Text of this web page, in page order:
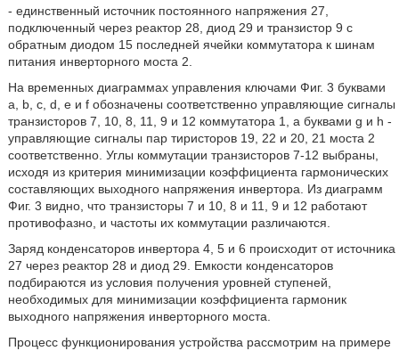
- единственный источник постоянного напряжения 27,
подключенный через реактор 28, диод 29 и транзистор 9 с
обратным диодом 15 последней ячейки коммутатора к шинам
питания инверторного моста 2.
На временных диаграммах управления ключами Фиг. 3 буквами
а, b, с, d, е и f обозначены соответственно управляющие сигналы
транзисторов 7, 10, 8, 11, 9 и 12 коммутатора 1, а буквами g и h -
управляющие сигналы пар тиристоров 19, 22 и 20, 21 моста 2
соответственно. Углы коммутации транзисторов 7-12 выбраны,
исходя из критерия минимизации коэффициента гармонических
составляющих выходного напряжения инвертора. Из диаграмм
Фиг. 3 видно, что транзисторы 7 и 10, 8 и 11, 9 и 12 работают
противофазно, и частоты их коммутации различаются.
Заряд конденсаторов инвертора 4, 5 и 6 происходит от источника
27 через реактор 28 и диод 29. Емкости конденсаторов
подбираются из условия получения уровней ступеней,
необходимых для минимизации коэффициента гармоник
выходного напряжения инверторного моста.
Процесс функционирования устройства рассмотрим на примере